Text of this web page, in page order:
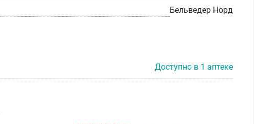
Бельведер Норд
Доступно в 1 аптеке